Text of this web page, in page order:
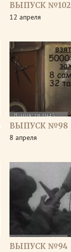
ВЫПУСК №102
12 апреля
ВЫПУСК №98
8 апреля
ВЫПУСК №94